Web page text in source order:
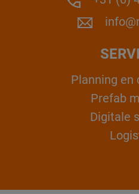
Planning en
Prefab
Digitale